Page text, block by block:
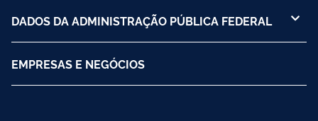
DADOS DA ADMINISTRAÇÃO PÚBLICA FEDERAL
EMPRESAS E NEGÓCIOS